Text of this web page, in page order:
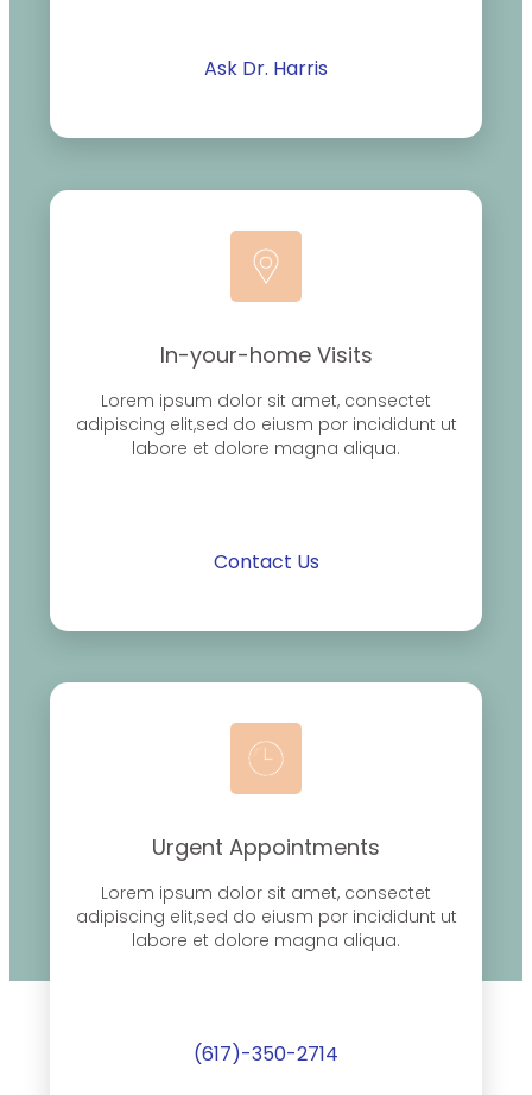
Ask Dr. Harris
In-your-home Visits
Lorem ipsum dolor sit amet, consectet
adipiscing elit,sed do eiusm por incididunt ut
labore et dolore magna aliqua.
Contact Us
Urgent Appointments
Lorem ipsum dolor sit amet, consectet
adipiscing elit,sed do eiusm por incididunt ut
labore et dolore magna aliqua.
(617)-350-2714